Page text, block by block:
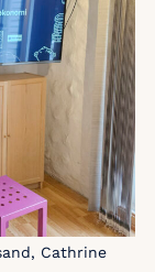
Cathrine